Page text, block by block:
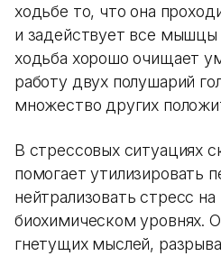
ходьбе то, что она
и задействует все мышцы
ходьба хорошо очищает
работу двух полушарий
множество других
В стрессовых ситуациях
помогает утилизировать
нейтрализовать стресс
биохимическом уровнях.
гнетущих мыслей,